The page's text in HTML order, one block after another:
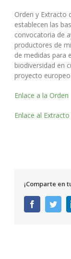
Orden y Extracto
establecen las
convocatoria de
productores de
de medidas para
biodiversidad en
proyecto europeo
Enlace a la Orden
Enlace al
¡Comparte en
Facebook